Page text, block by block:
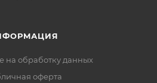
на обработку данных
оферта